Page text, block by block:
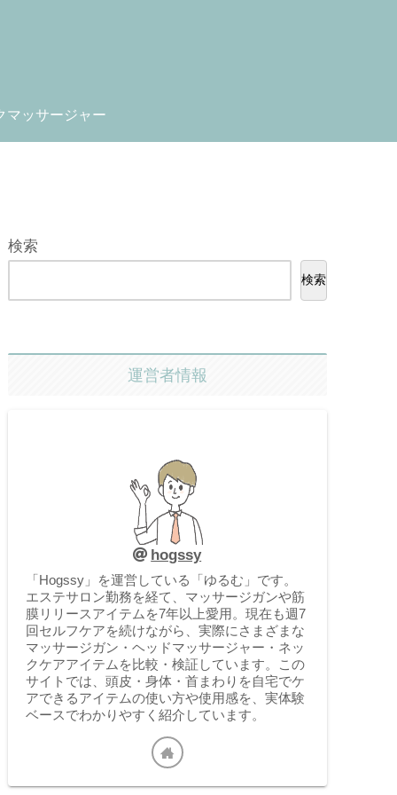
マッサージャー
検索
検索
運営者情報
hogssy
「Hogssy」を運営している「ゆるむ」です。
エステサロン勤務を経て、マッサージガンや筋
膜リリースアイテムを7年以上愛用。現在も週7
回セルフケアを続けながら、実際にさまざまな
マッサージガン・ヘッドマッサージャー・ネッ
クケアアイテムを比較・検証しています。この
サイトでは、頭皮・身体・首まわりを自宅でケ
アできるアイテムの使い方や使用感を、実体験
ベースでわかりやすく紹介しています。